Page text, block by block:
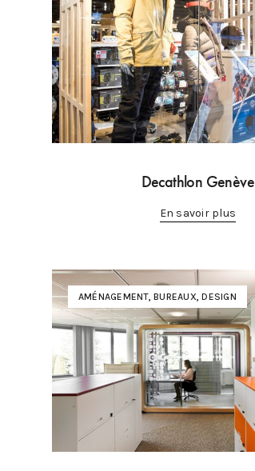
Decathlon Genève
En savoir plus
AMÉNAGEMENT,BUREAUX,DESIGN